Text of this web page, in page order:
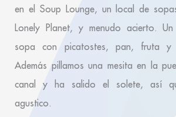
en el Soup Lounge, un local de
Lonely Planet, y menudo acierto.
sopa con picatostes, pan, fruta
Además pillamos una mesita en la
canal y ha salido el solete, así
agustico.